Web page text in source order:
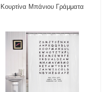
Κουρτίνα Μπάνιου Γράμματα